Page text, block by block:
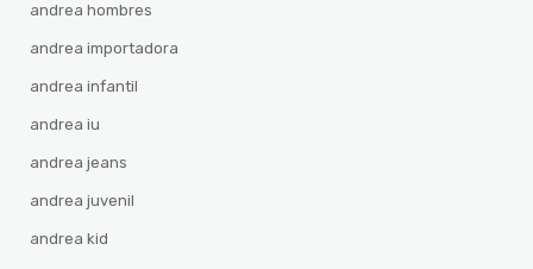
andrea hombres
andrea importadora
andrea infantil
andrea iu
andrea jeans
andrea juvenil
andrea kid